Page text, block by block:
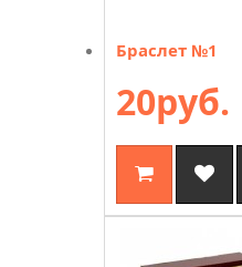
Браслет №1
20руб.